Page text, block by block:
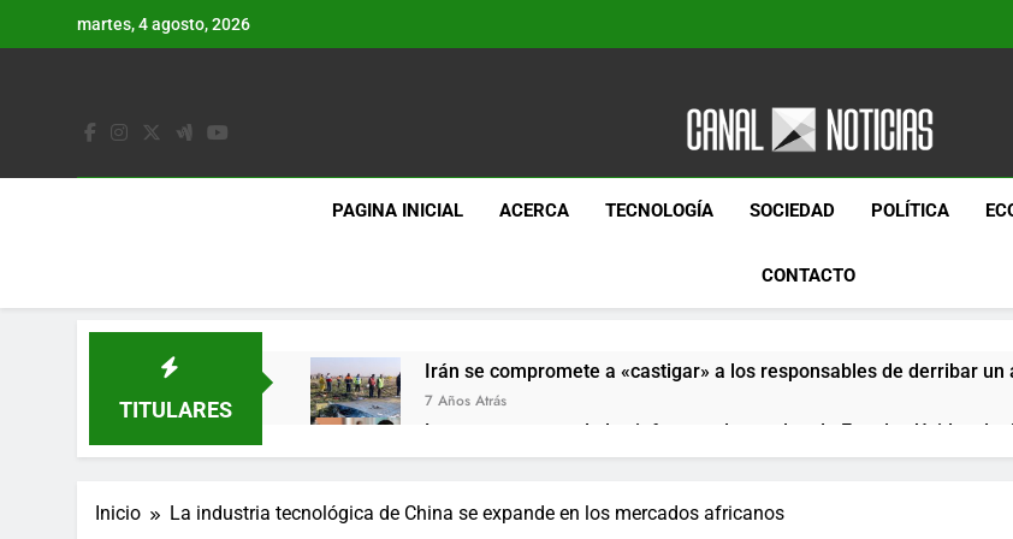
martes, 4 agosto, 2026
Canal
Canal Noticias
PAGINA INICIAL ACERCA TECNOLOGÍA SOCIEDAD POLÍTICA
CONTACTO
TITULARES
Irán se compromete a «castigar» a los responsables de derribar
7 Años Atrás
Lo que se espera de los informes de empleo de Estados Unidos de
7 Años Atrás
7 Años Atrás
Inicio La industria tecnológica de China se expande en los mercados africanos